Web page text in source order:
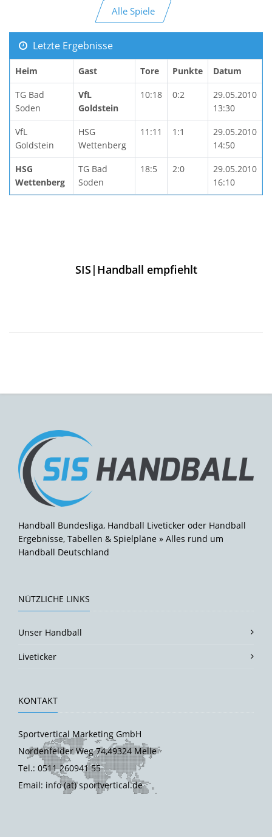
Alle Spiele
Letzte Ergebnisse
Heim Gast Tore Punkte Datum
TG Bad
Soden
VfL
Goldstein
10:18 0:2
29.05.2010
13:30
VfL
Goldstein
HSG
Wettenberg
11:11 1:1
29.05.2010
14:50
HSG
Wettenberg
TG Bad
Soden
18:5 2:0
29.05.2010
16:10
SIS|Handball empfiehlt
Handball Bundesliga, Handball Liveticker oder Handball
Ergebnisse, Tabellen & Spielpläne » Alles rund um
Handball Deutschland
NÜTZLICHE LINKS
Unser Handball
Liveticker
KONTAKT
Sportvertical Marketing GmbH
Nordenfelder Weg 74,49324 Melle
Tel.: 0511 260941 55
Email: info (at) sportvertical.de